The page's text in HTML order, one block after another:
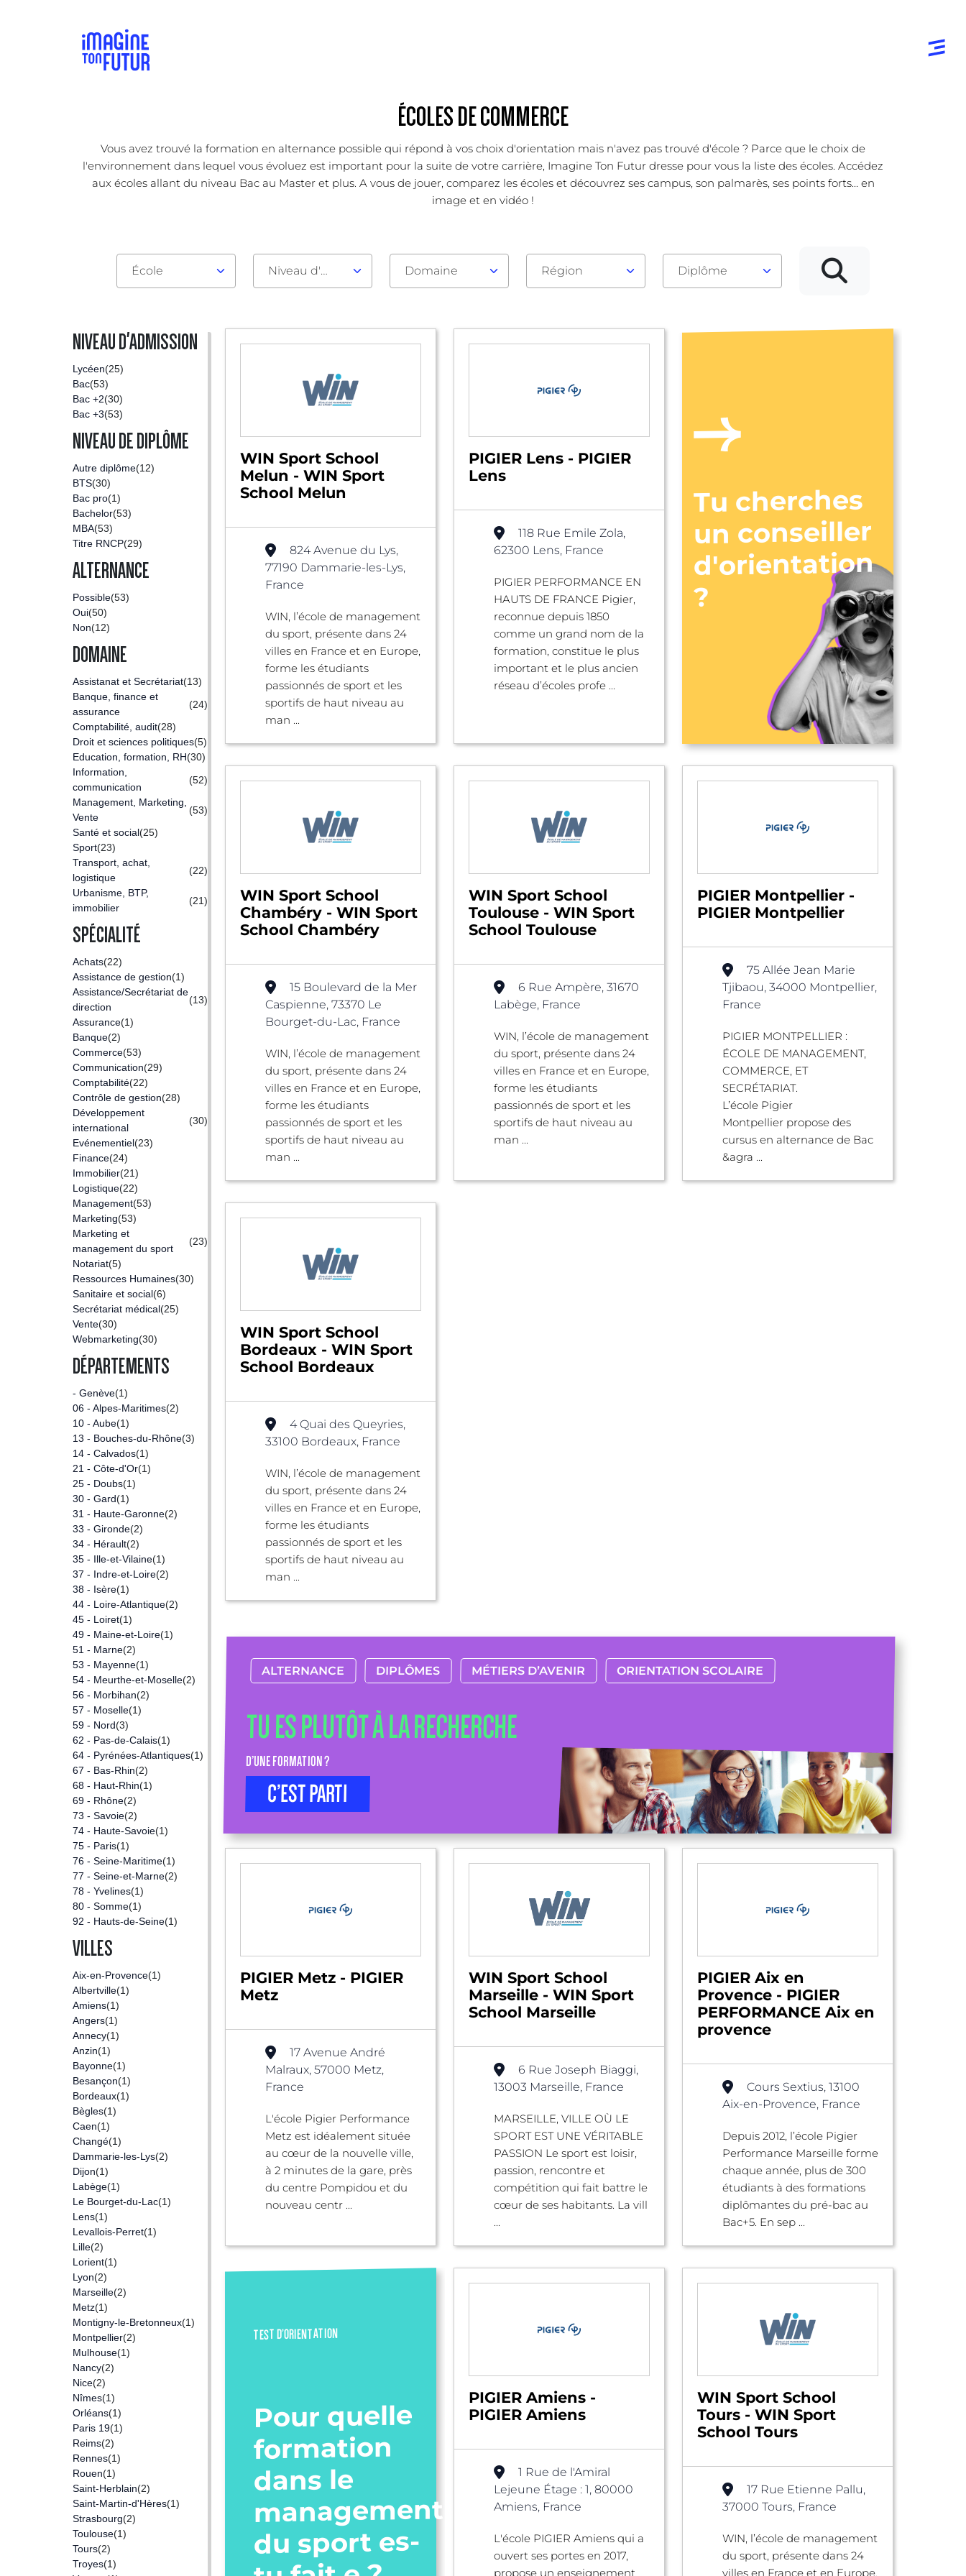
ÉCOLES DE COMMERCE
Vous avez trouvé la formation en alternance possible qui répond à vos choix d'orientation mais n'avez pas trouvé d'école ? Parce que le choix de
l'environnement dans lequel vous évoluez est important pour la suite de votre carrière, Imagine Ton Futur dresse pour vous la liste des écoles. Accédez
aux écoles allant du niveau Bac au Master et plus. A vous de jouer, comparez les écoles et découvrez ses campus, son palmarès, ses points forts... en
image et en vidéo !
École Niveau d'admission Domaine Région Diplôme
NIVEAU D'ADMISSION
Lycéen(25)
Bac(53)
Bac +2(30)
Bac +3(53)
NIVEAU DE DIPLÔME
Autre diplôme(12)
BTS(30)
Bac pro(1)
Bachelor(53)
MBA(53)
Titre RNCP(29)
ALTERNANCE
Possible(53)
Oui(50)
Non(12)
DOMAINE
Assistanat et Secrétariat(13)
Banque, finance et
assurance
(24)
Comptabilité, audit(28)
Droit et sciences politiques(5)
Education, formation, RH(30)
Information,
communication
(52)
Management, Marketing,
Vente
(53)
Santé et social(25)
Sport(23)
Transport, achat,
logistique
(22)
Urbanisme, BTP,
immobilier
(21)
SPÉCIALITÉ
Achats(22)
Assistance de gestion(1)
Assistance/Secrétariat de
direction
(13)
Assurance(1)
Banque(2)
Commerce(53)
Communication(29)
Comptabilité(22)
Contrôle de gestion(28)
Développement
international
(30)
Evénementiel(23)
Finance(24)
Immobilier(21)
Logistique(22)
Management(53)
Marketing(53)
Marketing et
management du sport
(23)
Notariat(5)
Ressources Humaines(30)
Sanitaire et social(6)
Secrétariat médical(25)
Vente(30)
Webmarketing(30)
DÉPARTEMENTS
- Genève(1)
06 - Alpes-Maritimes(2)
10 - Aube(1)
13 - Bouches-du-Rhône(3)
14 - Calvados(1)
21 - Côte-d'Or(1)
25 - Doubs(1)
30 - Gard(1)
31 - Haute-Garonne(2)
33 - Gironde(2)
34 - Hérault(2)
35 - Ille-et-Vilaine(1)
37 - Indre-et-Loire(2)
38 - Isère(1)
44 - Loire-Atlantique(2)
45 - Loiret(1)
49 - Maine-et-Loire(1)
51 - Marne(2)
53 - Mayenne(1)
54 - Meurthe-et-Moselle(2)
56 - Morbihan(2)
57 - Moselle(1)
59 - Nord(3)
62 - Pas-de-Calais(1)
64 - Pyrénées-Atlantiques(1)
67 - Bas-Rhin(2)
68 - Haut-Rhin(1)
69 - Rhône(2)
73 - Savoie(2)
74 - Haute-Savoie(1)
75 - Paris(1)
76 - Seine-Maritime(1)
77 - Seine-et-Marne(2)
78 - Yvelines(1)
80 - Somme(1)
92 - Hauts-de-Seine(1)
VILLES
Aix-en-Provence(1)
Albertville(1)
Amiens(1)
Angers(1)
Annecy(1)
Anzin(1)
Bayonne(1)
Besançon(1)
Bordeaux(1)
Bègles(1)
Caen(1)
Changé(1)
Dammarie-les-Lys(2)
Dijon(1)
Labège(1)
Le Bourget-du-Lac(1)
Lens(1)
Levallois-Perret(1)
Lille(2)
Lorient(1)
Lyon(2)
Marseille(2)
Metz(1)
Montigny-le-Bretonneux(1)
Montpellier(2)
Mulhouse(1)
Nancy(2)
Nice(2)
Nîmes(1)
Orléans(1)
Paris 19(1)
Reims(2)
Rennes(1)
Rouen(1)
Saint-Herblain(2)
Saint-Martin-d'Hères(1)
Strasbourg(2)
Toulouse(1)
Tours(2)
Troyes(1)
WIN Sport School
Melun - WIN Sport
School Melun
824 Avenue du Lys,
77190 Dammarie-les-Lys,
France
WIN, l’école de management
du sport, présente dans 24
villes en France et en Europe,
forme les étudiants
passionnés de sport et les
sportifs de haut niveau au
man ...
PIGIER Lens - PIGIER
Lens
118 Rue Emile Zola,
62300 Lens, France
PIGIER PERFORMANCE EN
HAUTS DE FRANCE Pigier,
reconnue depuis 1850
comme un grand nom de la
formation, constitue le plus
important et le plus ancien
réseau d’écoles profe ...
Tu cherches
un conseiller
d'orientation
?
WIN Sport School
Chambéry - WIN Sport
School Chambéry
15 Boulevard de la Mer
Caspienne, 73370 Le
Bourget-du-Lac, France
WIN, l’école de management
du sport, présente dans 24
villes en France et en Europe,
forme les étudiants
passionnés de sport et les
sportifs de haut niveau au
man ...
WIN Sport School
Toulouse - WIN Sport
School Toulouse
6 Rue Ampère, 31670
Labège, France
WIN, l’école de management
du sport, présente dans 24
villes en France et en Europe,
forme les étudiants
passionnés de sport et les
sportifs de haut niveau au
man ...
PIGIER Montpellier -
PIGIER Montpellier
75 Allée Jean Marie
Tjibaou, 34000 Montpellier,
France
PIGIER MONTPELLIER :
ÉCOLE DE MANAGEMENT,
COMMERCE, ET
SECRÉTARIAT.
L’école Pigier
Montpellier propose des
cursus en alternance de Bac
&agra ...
WIN Sport School
Bordeaux - WIN Sport
School Bordeaux
4 Quai des Queyries,
33100 Bordeaux, France
WIN, l’école de management
du sport, présente dans 24
villes en France et en Europe,
forme les étudiants
passionnés de sport et les
sportifs de haut niveau au
man ...
ALTERNANCE DIPLÔMES MÉTIERS D’AVENIR ORIENTATION SCOLAIRE
TU ES PLUTÔT À LA RECHERCHE
D’UNE FORMATION ?
C’EST PARTI
PIGIER Metz - PIGIER
Metz
17 Avenue André
Malraux, 57000 Metz,
France
L'école Pigier Performance
Metz est idéalement située
au cœur de la nouvelle ville,
à 2 minutes de la gare, près
du centre Pompidou et du
nouveau centr ...
WIN Sport School
Marseille - WIN Sport
School Marseille
6 Rue Joseph Biaggi,
13003 Marseille, France
MARSEILLE, VILLE OÙ LE
SPORT EST UNE VÉRITABLE
PASSION Le sport est loisir,
passion, rencontre et
compétition qui fait battre le
cœur de ses habitants. La vill
...
PIGIER Aix en
Provence - PIGIER
PERFORMANCE Aix en
provence
Cours Sextius, 13100
Aix-en-Provence, France
Depuis 2012, l’école Pigier
Performance Marseille forme
chaque année, plus de 300
étudiants à des formations
diplômantes du pré-bac au
Bac+5. En sep ...
TEST D’ORIENTATION
Pour quelle
formation
dans le
management
du sport es-
PIGIER Amiens -
PIGIER Amiens
1 Rue de l'Amiral
Lejeune Étage : 1, 80000
Amiens, France
L'école PIGIER Amiens qui a
ouvert ses portes en 2017,
propose un enseignement
WIN Sport School
Tours - WIN Sport
School Tours
17 Rue Etienne Pallu,
37000 Tours, France
WIN, l’école de management
du sport, présente dans 24
villes en France et en Europe,